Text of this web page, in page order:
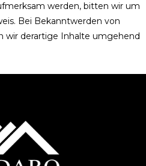
werden, bitten wir um
Bei Bekanntwerden von
wir derartige Inhalte umgehend